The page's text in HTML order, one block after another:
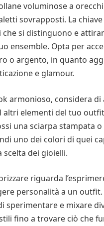
voluminose a
sovrapposti. La
che si distinguono e
ensemble. Opta per
o argento, in quanto
e glamour.
armonioso, considera di
altri elementi del tuo
una sciarpa stampata
uno dei colori di quei
dei gioielli.
riguarda
personalità a un
sperimentare e mixare
fino a trovare ciò che